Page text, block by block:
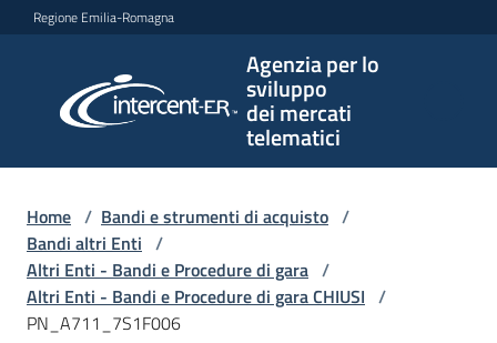
Vai al contenuto
Vai alla navigazione
Vai al footer
Regione Emilia-Romagna
Agenzia per lo
sviluppo
dei mercati
telematici
per lo
sviluppo
telematici
L'Agenzia
Home / Bandi e strumenti di acquisto /
Bandi altri Enti /
Altri Enti - Bandi e Procedure di gara /
Altri Enti - Bandi e Procedure di gara CHIUSI /
PN_A711_7S1F006